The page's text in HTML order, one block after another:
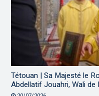
Tétouan | Sa Majesté le
Abdellatif Jouahri, Wali de